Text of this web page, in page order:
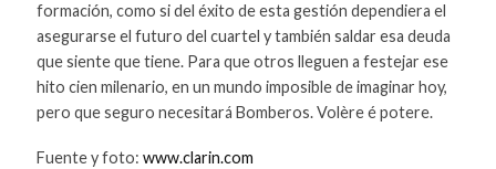
formación, como si del éxito de esta gestión dependiera el
asegurarse el futuro del cuartel y también saldar esa deuda
que siente que tiene. Para que otros lleguen a festejar ese
hito cien milenario, en un mundo imposible de imaginar hoy,
pero que seguro necesitará Bomberos. Volère é potere.
Fuente y foto: www.clarin.com